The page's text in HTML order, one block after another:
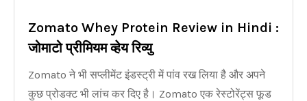
Zomato Whey Protein Review in Hindi :
जोमाटो प्रीमियम व्हेय रिव्यु
Zomato ने भी सप्लीमेंट इंडस्ट्री में पांव रख लिया है और अपने
कुछ प्रोडक्ट भी लांच कर दिए है। Zomato एक रेस्टोरेंट्स फूड